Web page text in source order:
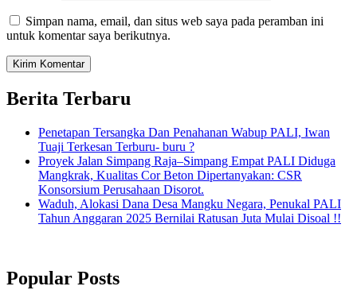
Simpan nama, email, dan situs web saya pada peramban ini
untuk komentar saya berikutnya.
Berita Terbaru
Penetapan Tersangka Dan Penahanan Wabup PALI, Iwan
Tuaji Terkesan Terburu- buru ?
Proyek Jalan Simpang Raja–Simpang Empat PALI Diduga
Mangkrak, Kualitas Cor Beton Dipertanyakan: CSR
Konsorsium Perusahaan Disorot.
Waduh, Alokasi Dana Desa Mangku Negara, Penukal PALI
Tahun Anggaran 2025 Bernilai Ratusan Juta Mulai Disoal !!
Popular Posts